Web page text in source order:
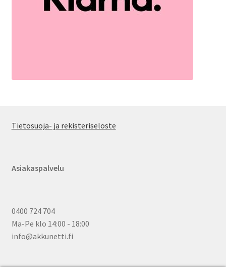
Tietosuoja- ja rekisteriseloste
Asiakaspalvelu
0400 724 704
Ma-Pe klo 14:00 - 18:00
info@akkunetti.fi